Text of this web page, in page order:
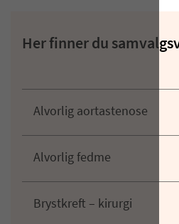
Her finner du
Alvorlig aortastenose
Alvorlig fedme
Brystkreft – kirurgi